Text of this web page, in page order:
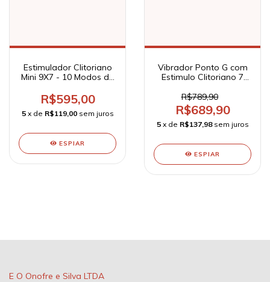
Estimulador Clitoriano
Mini 9X7 - 10 Modos de
Pulsação Recarregável
- Travel Companion
R$595,00
5 x de R$119,00 sem juros
ESPIAR
Vibrador Ponto G com
Estimulo Clitoriano 7
estimulos no Ponto G -
Roy - Pretty Love
R$789,90
R$689,90
5 x de R$137,98 sem juros
ESPIAR
E O Onofre e Silva LTDA